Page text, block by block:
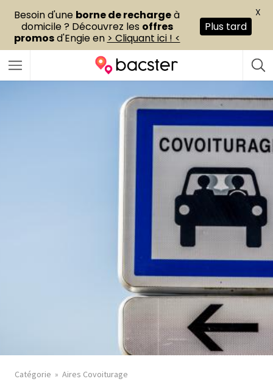
Catégorie Aires Covoiturage
Besoin d'une borne de rechargeà
domicile ? Découvrez les offres
promosd'Engie en > Cliquant ici ! <
Plus tard
X